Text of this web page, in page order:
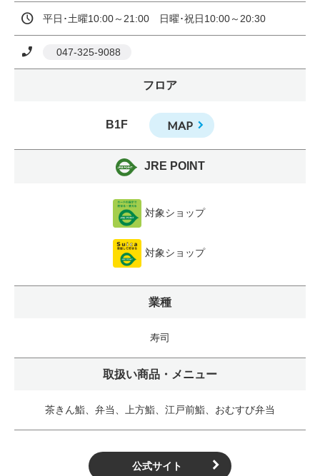
平日･土曜10:00～21:00　日曜･祝日10:00～20:30
047-325-9088
フロア
B1F MAP
JRE POINT
対象ショップ
対象ショップ
業種
寿司
取扱い商品・メニュー
茶きん鮨、弁当、上方鮨、江戸前鮨、おむすび弁当
公式サイト